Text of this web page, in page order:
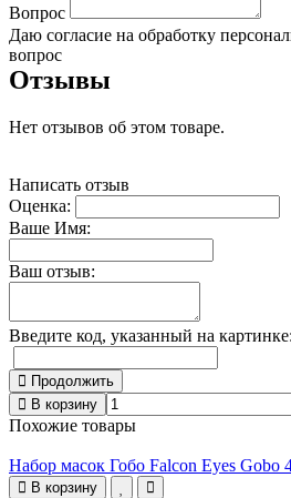
Вопрос
Даю согласие на обработку
вопрос
Отзывы
Нет отзывов об этом товаре.
Написать отзыв
Оценка:
Ваше Имя:
Ваш отзыв:
Введите код, указанный на картинке:
Продолжить
В корзину
Похожие товары
Набор масок Гобо Falcon Eyes Gobo
В корзину